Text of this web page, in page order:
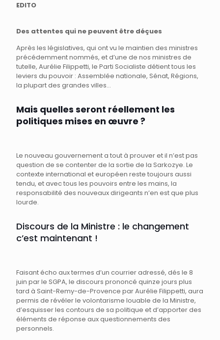
EDITO
Des attentes qui ne peuvent être déçues
Après les législatives, qui ont vu le maintien des ministres
précédemment nommés, et d’une de nos ministres de
tutelle, Aurélie Filippetti, le Parti Socialiste détient tous les
leviers du pouvoir : Assemblée nationale, Sénat, Régions,
la plupart des grandes villes…
Mais quelles seront réellement les
politiques mises en œuvre ?
Le nouveau gouvernement a tout à prouver et il n’est pas
question de se contenter de la sortie de la Sarkozye. Le
contexte international et européen reste toujours aussi
tendu, et avec tous les pouvoirs entre les mains, la
responsabilité des nouveaux dirigeants n’en est que plus
lourde.
Discours de la Ministre : le changement
c’est maintenant !
Faisant écho aux termes d’un courrier adressé, dés le 8
juin par le SGPA, le discours prononcé quinze jours plus
tard à Saint-Remy-de-Provence par Aurélie Filippetti, aura
permis de révéler le volontarisme louable de la Ministre,
d’esquisser les contours de sa politique et d’apporter des
éléments de réponse aux questionnements des
personnels.